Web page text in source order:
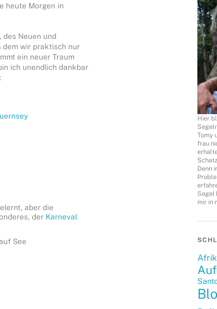
heute Morgen in
des Neuen und
dem wir praktisch nur
ein neuer Traum
ich unendlich dankbar
aber die
der Karneval
See
Hier
Tomy
frau
Denn
Segel
mir in